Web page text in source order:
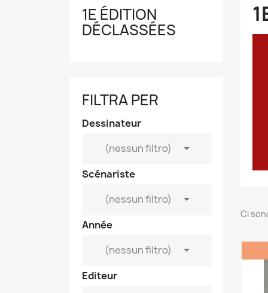
1E ÉDITION
DÉCLASSÉES
FILTRA PER
Dessinateur
(nessun filtro)

Scénariste
(nessun filtro)

Année
(nessun filtro)

Editeur
Ci